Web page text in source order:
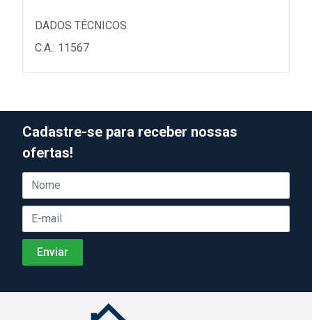
DADOS TÉCNICOS
C.A.: 11567
Cadastre-se para receber nossas
ofertas!